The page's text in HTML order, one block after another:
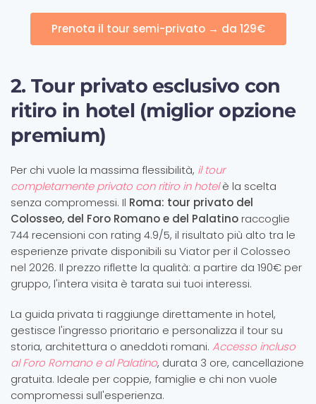
Prenota il tour semi-privato → da 129€
2. Tour privato esclusivo con
ritiro in hotel (miglior opzione
premium)
Per chi vuole la massima flessibilità, il tour
completamente privato con ritiro in hotelè la scelta
senza compromessi. Il Roma: tour privato del
Colosseo, del Foro Romano e del Palatinoraccoglie
744 recensioni con rating 4.9/5, il risultato più alto tra le
esperienze private disponibili su Viator per il Colosseo
nel 2026. Il prezzo riflette la qualità: a partire da 190€ per
gruppo, l'intera visita è tarata sui tuoi interessi.
La guida privata ti raggiunge direttamente in hotel,
gestisce l'ingresso prioritario e personalizza il tour su
storia, architettura o aneddoti romani. Accesso incluso
al Foro Romano e al Palatino, durata 3 ore, cancellazione
gratuita. Ideale per coppie, famiglie e chi non vuole
compromessi sull'esperienza.